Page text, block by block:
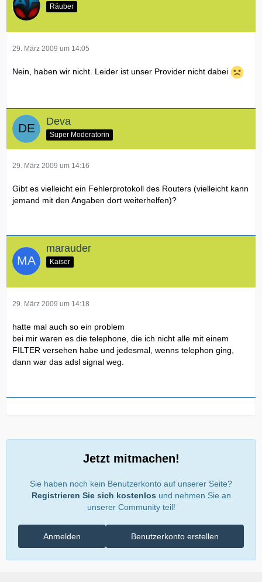
Räuber
29. März 2009 um 14:05
Nein, haben wir nicht. Leider ist unser Provider nicht dabei
Deva
Super Moderatorin
29. März 2009 um 14:16
Gibt es vielleicht ein Fehlerprotokoll des Routers (vielleicht kann
jemand mit den Angaben dort weiterhelfen)?
marauder
Kaiser
29. März 2009 um 14:18
hatte mal auch so ein problem
bei mir waren es die telephone, die ich nicht alle mit einem
FILTER versehen habe und jedesmal, wenns telephon ging,
dann war das adsl signal weg.
Jetzt mitmachen!
Sie haben noch kein Benutzerkonto auf unserer Seite?
Registrieren Sie sich kostenlos und nehmen Sie an
unserer Community teil!
Benutzerkonto erstellen
Anmelden